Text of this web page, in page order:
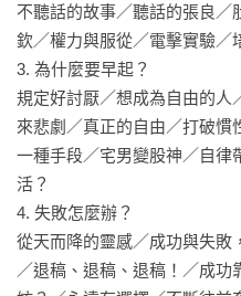
反覆舉例、正反論證，
帶領蘇絲探索自我、深度思考
找到屬於自己的答案。
本書是故事大師甘耀明，與薩
青少年們的七大成長難題，
在本書中一一著墨探討。
大人可以在對話中，學會薩提
孩子可以從故事中，獲得多元
分。
不聽話的故事／聽話的張良／
欽／權力與服從／電擊實驗／
3. 為什麼要早起？
規定好討厭／想成為自由的人
來悲劇／真正的自由／打破慣
一種手段／宅男變股神／自律
活？
4. 失敗怎麼辦？
從天而降的靈感／成功與失敗
／退稿、退稿、退稿！／成